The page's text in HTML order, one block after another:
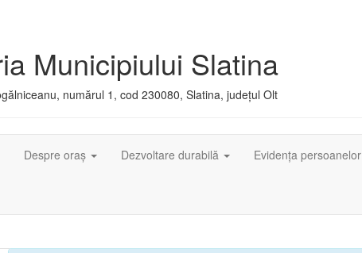
Municipiului Slatina
numărul 1, cod 230080, Slatina, județul Olt
Despre oraș Dezvoltare durabilă Evidența persoanelor